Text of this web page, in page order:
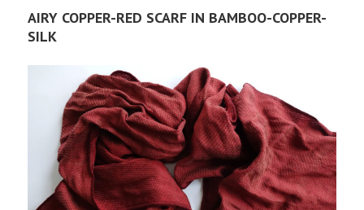
AIRY COPPER-RED SCARF IN BAMBOO-COPPER-
SILK